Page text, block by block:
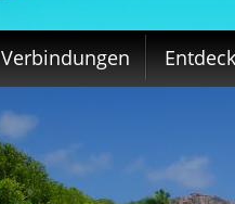
Verbindungen